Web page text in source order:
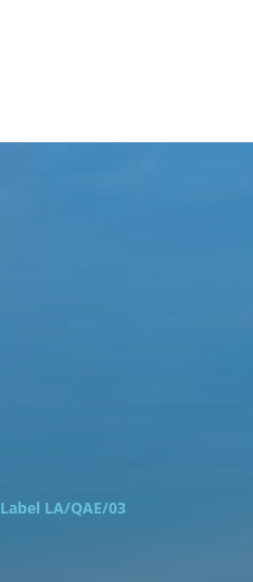
Label LA/QAE/03